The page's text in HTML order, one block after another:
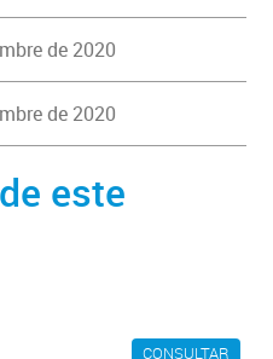
de 2020
de 2020
este
CONSULTAR